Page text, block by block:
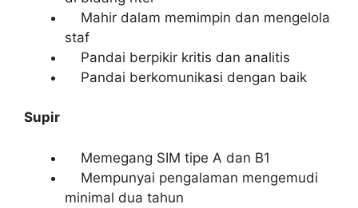
Mahir dalam memimpin dan mengelola
staf
Pandai berpikir kritis dan analitis
Pandai berkomunikasi dengan baik
Supir
Memegang SIM tipe A dan B1
Mempunyai pengalaman mengemudi
minimal dua tahun